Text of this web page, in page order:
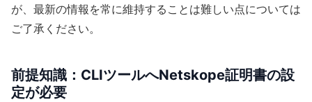
が、最新の情報を常に維持することは難しい点については
ご了承ください。
前提知識：CLIツールへNetskope証明書の設
定が必要